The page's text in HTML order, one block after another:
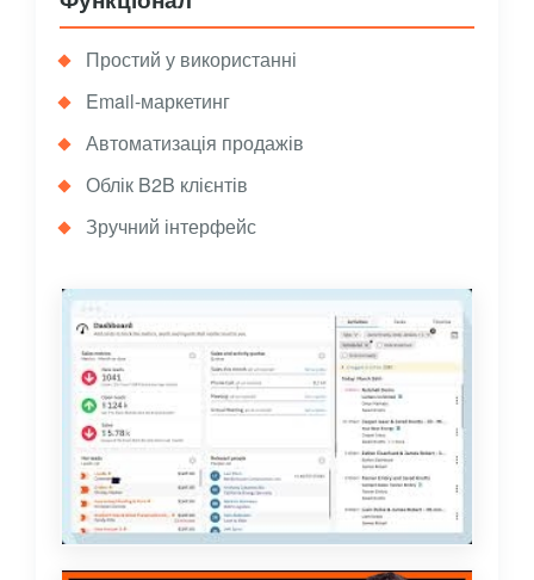
Простий у використанні
Email-маркетинг
Автоматизація продажів
Облік B2B клієнтів
Зручний інтерфейс